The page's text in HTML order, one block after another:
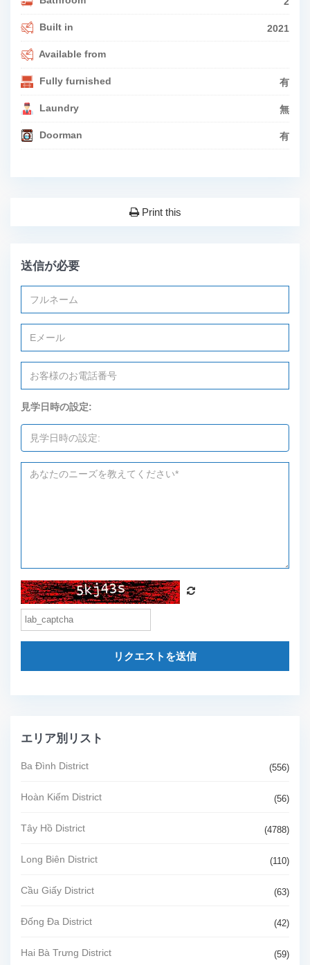
Built in 2021
Available from
Fully furnished 有
Laundry 無
Doorman 有
Print this
送信が必要
見学日時の設定:
リクエストを送信
エリア別リスト
Ba Đình District (556)
Hoàn Kiếm District (56)
Tây Hồ District (4788)
Long Biên District (110)
Cầu Giấy District (63)
Đống Đa District (42)
Hai Bà Trưng District (59)